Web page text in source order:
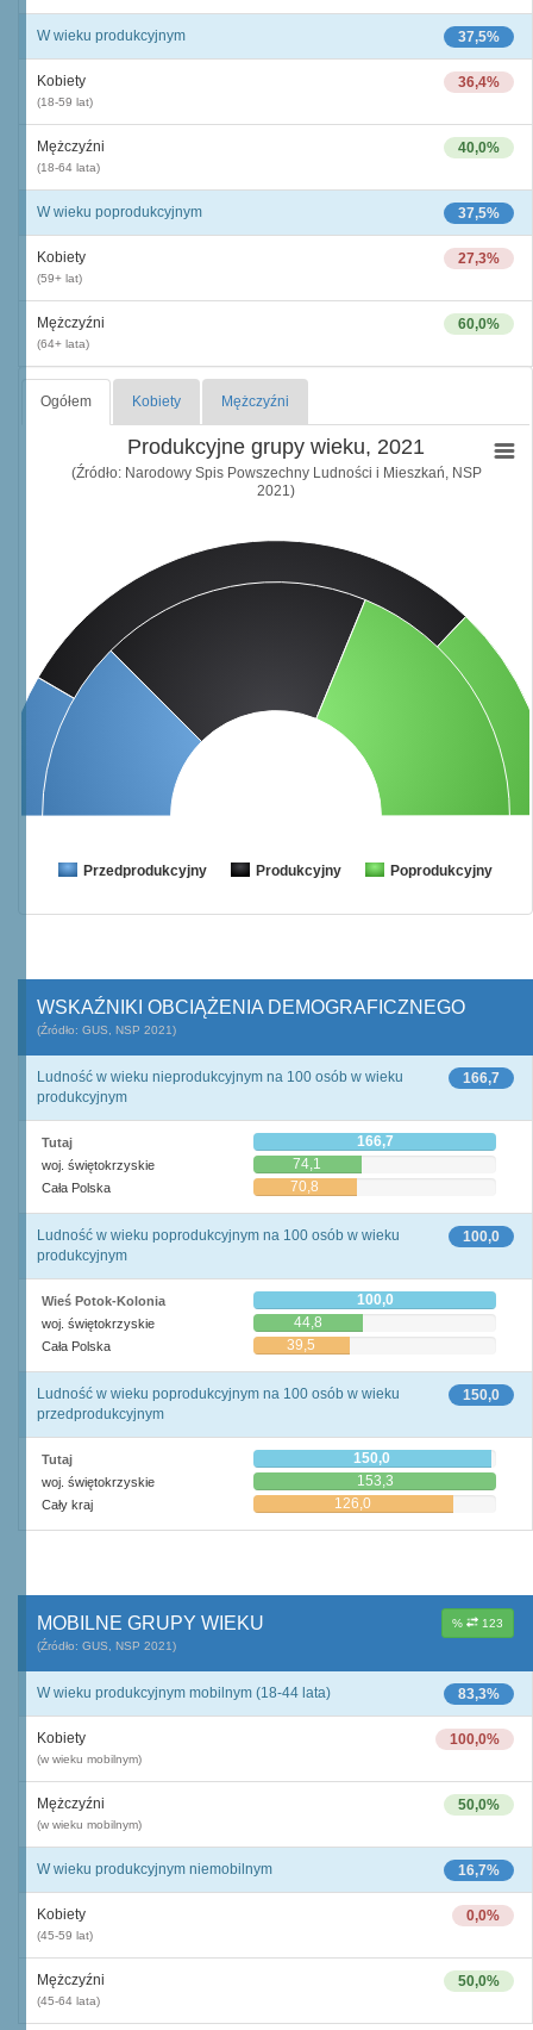
37,5%
W wieku produkcyjnym
36,4%
Kobiety
(18-59 lat)
40,0%
Mężczyźni
(18-64 lata)
37,5%
W wieku poprodukcyjnym
27,3%
Kobiety
(59+ lat)
60,0%
Mężczyźni
(64+ lata)
Ogółem Kobiety Mężczyźni
Produkcyjne grupy wieku, 2021
(Źródło: Narodowy Spis Powszechny Ludności i Mieszkań, NSP
2021)
Przedprodukcyjny Produkcyjny Poprodukcyjny
WSKAŹNIKI OBCIĄŻENIA DEMOGRAFICZNEGO
(Źródło: GUS, NSP 2021)
166,7
Ludność w wieku nieprodukcyjnym na 100 osób w wieku
produkcyjnym
Tutaj 166,7
woj. świętokrzyskie 74,1
Cała Polska 70,8
100,0
Ludność w wieku poprodukcyjnym na 100 osób w wieku
produkcyjnym
Wieś Potok-Kolonia 100,0
woj. świętokrzyskie 44,8
Cała Polska 39,5
150,0
Ludność w wieku poprodukcyjnym na 100 osób w wieku
przedprodukcyjnym
Tutaj 150,0
woj. świętokrzyskie 153,3
Cały kraj 126,0
% 123
MOBILNE GRUPY WIEKU
(Źródło: GUS, NSP 2021)
83,3%
W wieku produkcyjnym mobilnym (18-44 lata)
100,0%
Kobiety
(w wieku mobilnym)
50,0%
Mężczyźni
(w wieku mobilnym)
16,7%
W wieku produkcyjnym niemobilnym
0,0%
Kobiety
(45-59 lat)
50,0%
Mężczyźni
(45-64 lata)